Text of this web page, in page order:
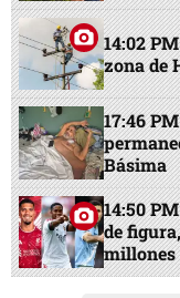
14:02
zona de
17:46
Básima
14:50
de
millones